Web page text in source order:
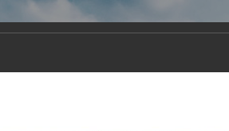
Земли
Сайт создан по